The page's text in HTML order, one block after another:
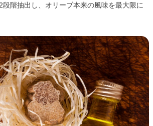
階抽出し、オリーブ本来の風味を最大限に